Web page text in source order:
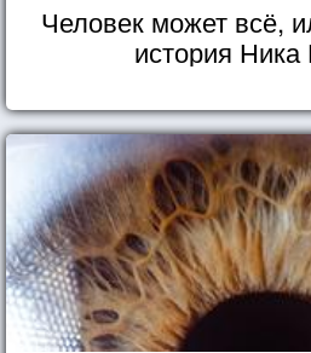
Человек может всё,
история Ника